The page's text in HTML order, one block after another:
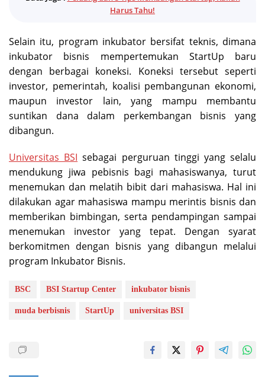
Harus Tahu!
Selain itu, program inkubator bersifat teknis, dimana
inkubator bisnis mempertemukan StartUp baru
dengan berbagai koneksi. Koneksi tersebut seperti
investor, pemerintah, koalisi pembangunan ekonomi,
maupun investor lain, yang mampu membantu
suntikan dana dalam perkembangan bisnis yang
dibangun.
Universitas BSI sebagai perguruan tinggi yang selalu
mendukung jiwa pebisnis bagi mahasiswanya, turut
menemukan dan melatih bibit dari mahasiswa. Hal ini
dilakukan agar mahasiswa mampu merintis bisnis dan
memberikan bimbingan, serta pendampingan sampai
menemukan investor yang tepat. Dengan syarat
berkomitmen dengan bisnis yang dibangun melalui
program Inkubator Bisnis.
BSC BSI Startup Center inkubator bisnis
muda berbisnis StartUp universitas BSI